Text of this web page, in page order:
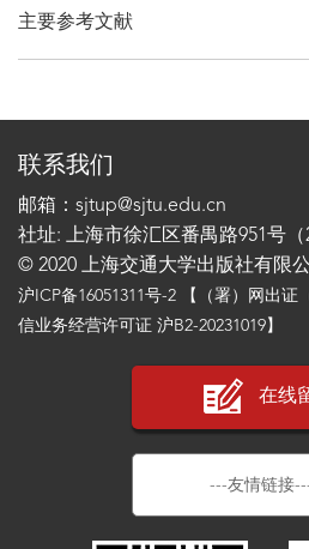
主要参考文献
联系我们
邮箱：sjtup@sjtu.edu.cn
社址: 上海市徐汇区番禺路951号（
© 2020 上海交通大学出版社有限
沪ICP备16051311号-2 【（署）网出证
信业务经营许可证 沪B2-20231019】
在线